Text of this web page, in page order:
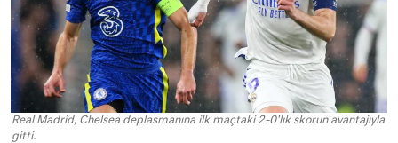
Real Madrid, Chelsea deplasmanına ilk maçtaki 2-0'lık skorun avantajıyla
gitti.